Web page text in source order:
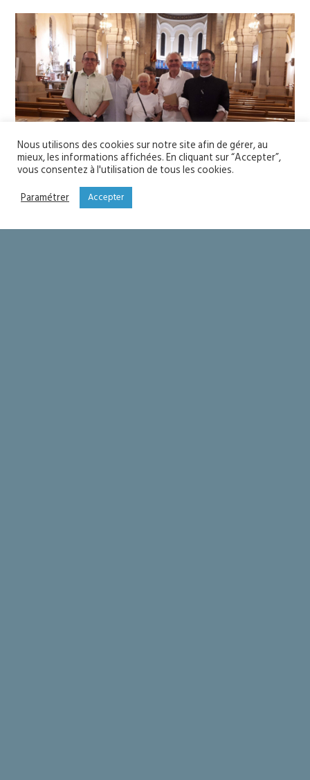
YOU MIGHT ALSO LIKE
One of the following
Nous utilisons des cookies sur notre site afin de gérer, au
mieux, les informations affichées. En cliquant sur “Accepter”,
vous consentez à l'utilisation de tous les cookies.
Paramétrer
Accepter